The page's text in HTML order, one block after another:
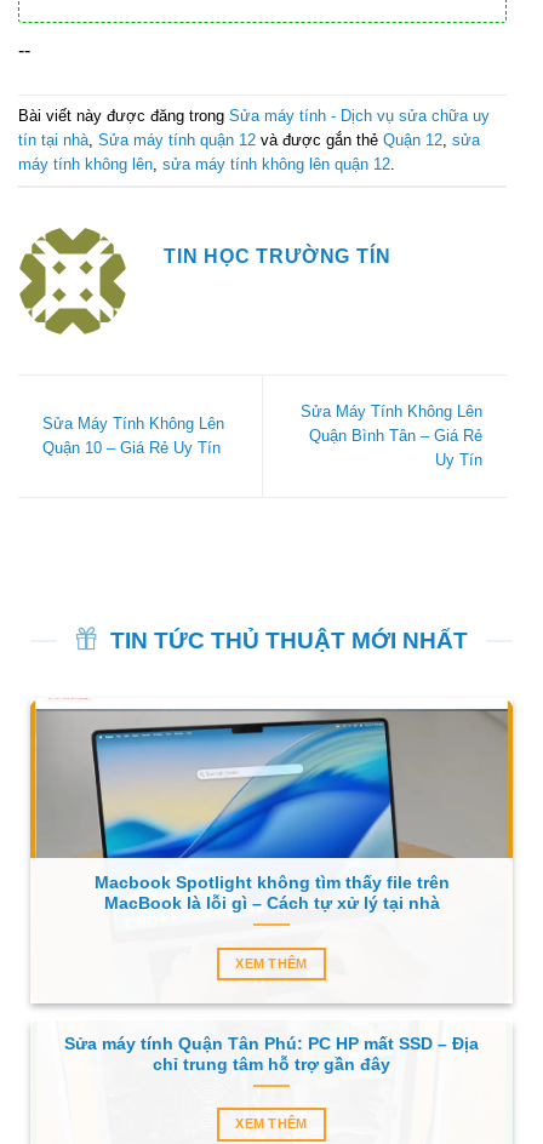
--
Bài viết này được đăng trong Sửa máy tính - Dịch vụ sửa chữa uy
tín tại nhà Sửa máy tính quận 12 và được gắn thẻ Quận 12 sửa
máy tính không lên sửa máy tính không lên quận 12
TIN HỌC TRƯỜNG TÍN
Sửa Máy Tính Không Lên
Quận 10 – Giá Rẻ Uy Tín
Sửa Máy Tính Không Lên
Quận Bình Tân – Giá Rẻ
Uy Tín
TIN TỨC THỦ THUẬT MỚI NHẤT
Macbook Spotlight không tìm thấy file trên
MacBook là lỗi gì – Cách tự xử lý tại nhà
XEM THÊM
Sửa máy tính Quận Tân Phú: PC HP mất SSD – Địa
chỉ trung tâm hỗ trợ gần đây
XEM THÊM